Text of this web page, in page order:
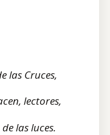
luces.